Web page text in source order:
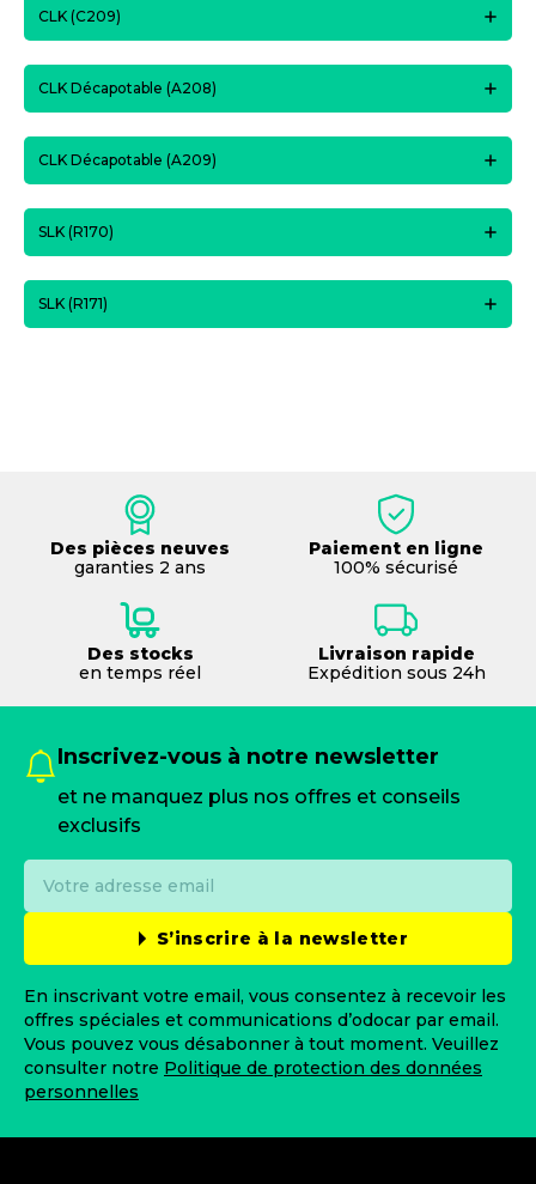
CLK (C209)
CLK Décapotable (A208)
CLK Décapotable (A209)
SLK (R170)
SLK (R171)
Des pièces neuves
garanties 2 ans
Paiement en ligne
100% sécurisé
Des stocks
en temps réel
Livraison rapide
Expédition sous 24h
Inscrivez-vous à notre newsletter
et ne manquez plus nos offres et conseils
exclusifs
S’inscrire à la newsletter
En inscrivant votre email, vous consentez à recevoir les
offres spéciales et communications d’odocar par email.
Vous pouvez vous désabonner à tout moment. Veuillez
consulter notre Politique de protection des données
personnelles